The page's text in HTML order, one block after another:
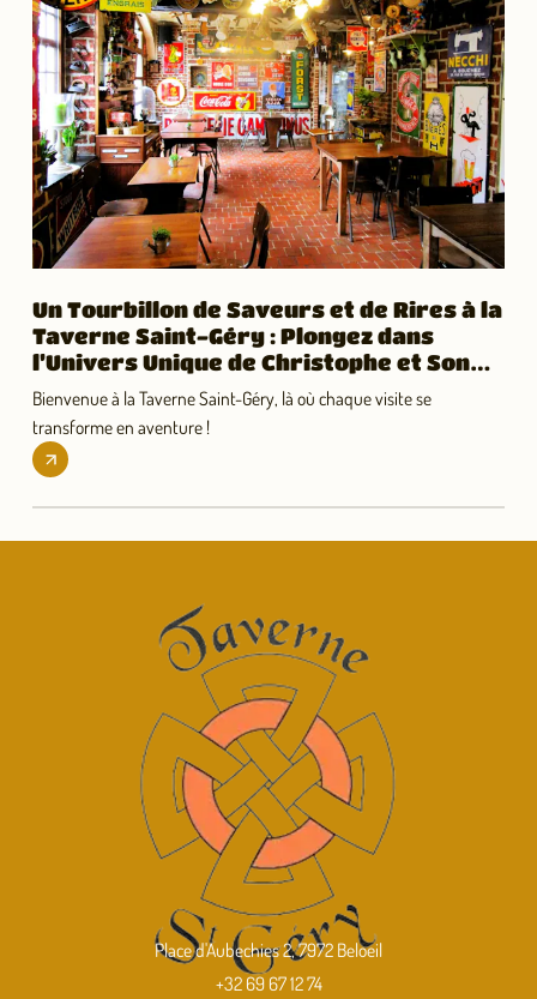
Un Tourbillon de Saveurs et de Rires à la
Taverne Saint-Géry : Plongez dans
l’Univers Unique de Christophe et Son
Royaume de Bières ! 🍻🎉
Bienvenue à la Taverne Saint-Géry, là où chaque visite se
transforme en aventure !
Place d'Aubechies 2, 7972 Beloeil
+32 69 67 12 74